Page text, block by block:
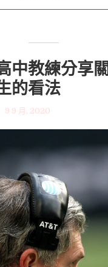
中教練分享
的看法
9 9 月, 2020